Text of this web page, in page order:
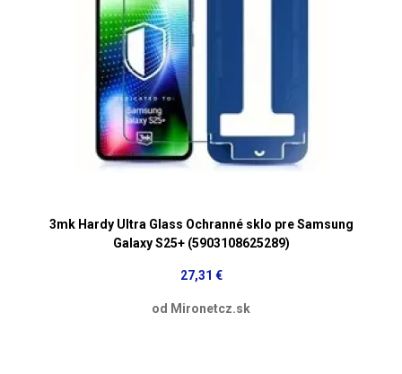
3mk Hardy Ultra Glass Ochranné sklo pre Samsung
Galaxy S25+ (5903108625289)
27,31 €
od Mironetcz.sk